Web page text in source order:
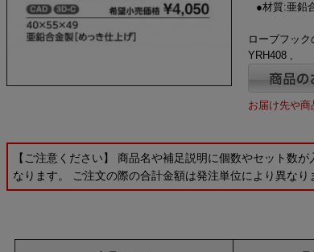
●材質:亜鉛
ローブフッ
YRH408 ,
お届け先や
【ご注意ください】 商品名や補足説明に個数やセット数
なります。 ご注文の際の合計金額は発注単位により異なり